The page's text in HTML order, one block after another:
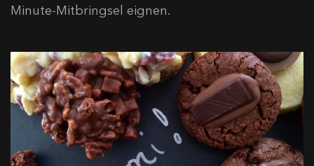
Minute-Mitbringsel eignen.